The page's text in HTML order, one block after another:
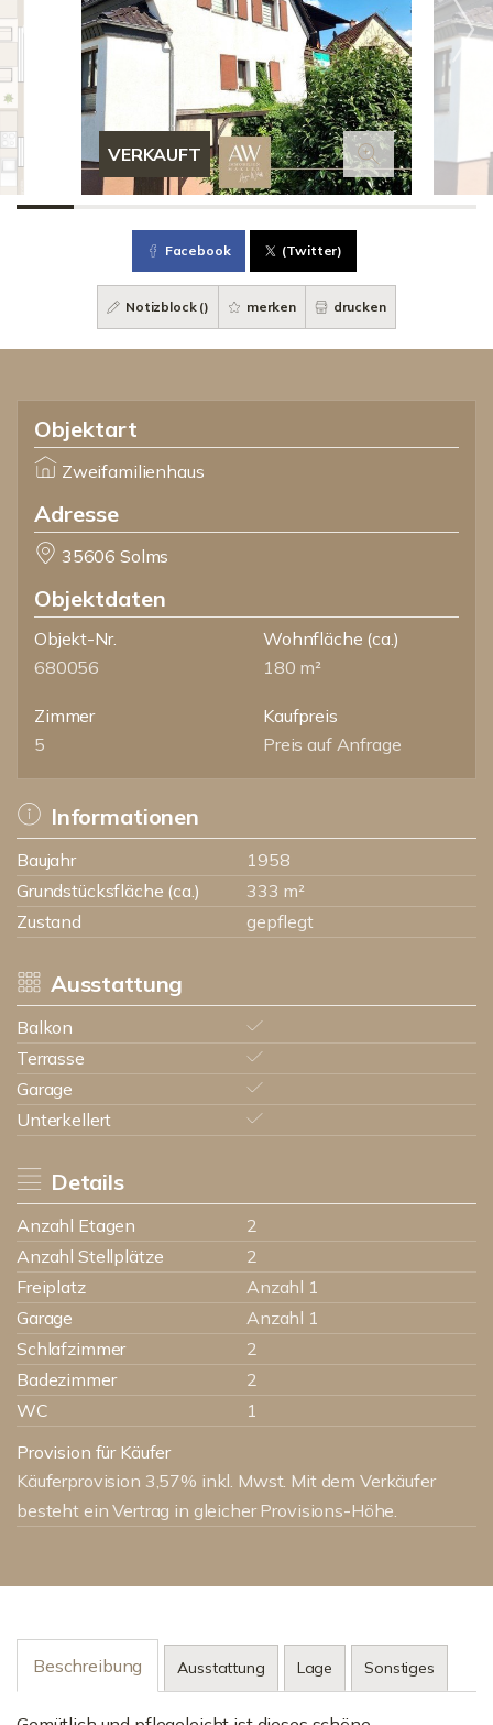
VERKAUFT
Facebook (Twitter)
Notizblock () merken drucken
Objektart
Zweifamilienhaus
Adresse
35606 Solms
Objektdaten
Objekt-Nr.
680056
Wohnfläche (ca.)
180 m²
Zimmer
5
Kaufpreis
Preis auf Anfrage
Informationen
Baujahr
1958
Grundstücksfläche (ca.)
333 m²
Zustand
gepflegt
Ausstattung
Balkon
Terrasse
Garage
Unterkellert
Details
Anzahl Etagen
2
Anzahl Stellplätze
2
Freiplatz
Anzahl 1
Garage
Anzahl 1
Schlafzimmer
2
Badezimmer
2
WC
1
Provision für Käufer
Käuferprovision 3,57% inkl. Mwst. Mit dem Verkäufer
besteht ein Vertrag in gleicher Provisions-Höhe.
Beschreibung Ausstattung Lage Sonstiges